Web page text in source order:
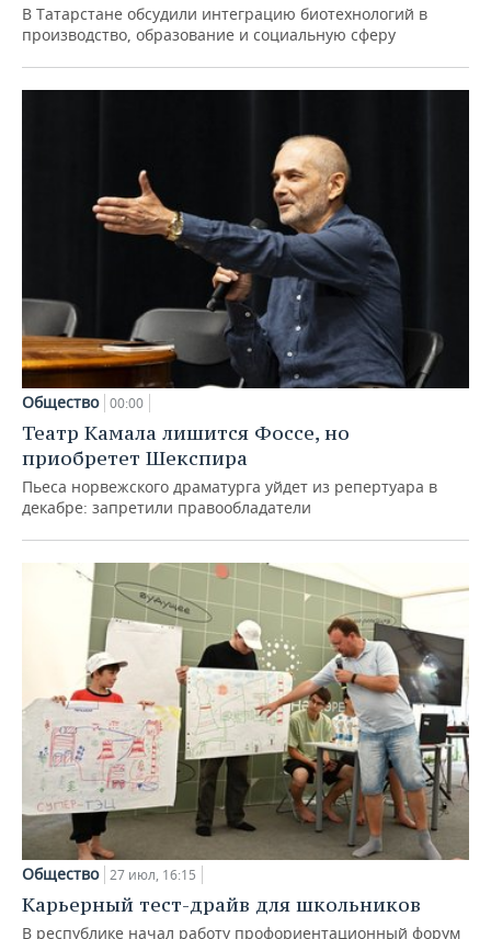
В Татарстане обсудили интеграцию биотехнологий в
производство, образование и социальную сферу
Общество 00:00
Театр Камала лишится Фоссе, но
приобретет Шекспира
Пьеса норвежского драматурга уйдет из репертуара в
декабре: запретили правообладатели
Общество 27 июл, 16:15
Карьерный тест-драйв для школьников
В республике начал работу профориентационный форум